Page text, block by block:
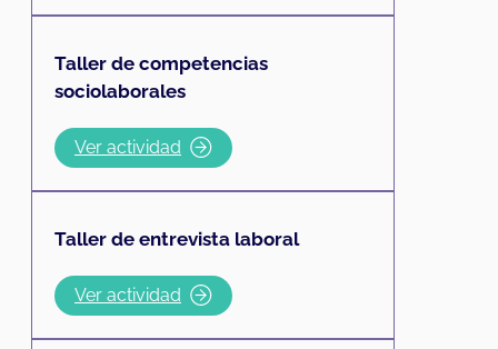
Taller de competencias
sociolaborales
Ver actividad
Taller de entrevista laboral
Ver actividad